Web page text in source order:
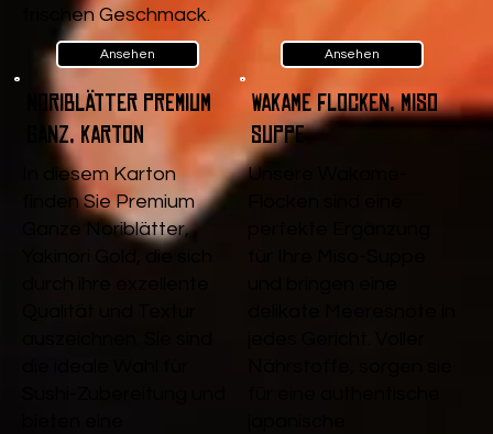
frischen Geschmack.
Ansehen Ansehen
Noriblätter Premium
Ganz, Karton
In diesem Karton
finden Sie Premium
Ganze Noriblätter,
Yakinori Gold, die sich
Wakame Flocken, Miso
Suppe
Unsere Wakame-